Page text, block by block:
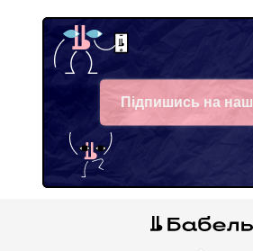
Підпишись на наш
Telegram